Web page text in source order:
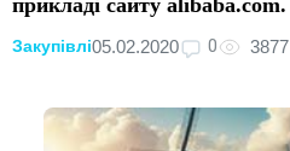
прикладі сайту alibaba.com.
Закупівлі05.02.2020 0 3877